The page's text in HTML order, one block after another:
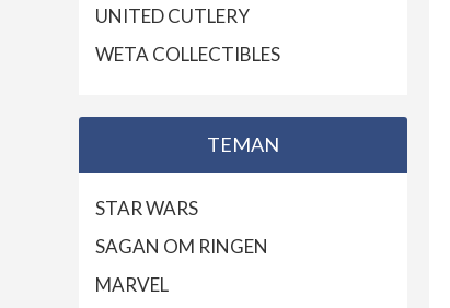
UNITED CUTLERY
WETA COLLECTIBLES
TEMAN
STAR WARS
SAGAN OM RINGEN
MARVEL